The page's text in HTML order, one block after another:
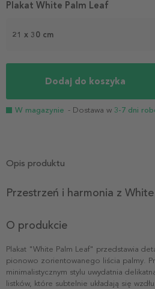
1
21 x 30 cm
Dodaj do koszyka
W magazynie - Dostawa w 3-7 dni
Plakat White Palm Leaf
Opis produktu
Przestrzeń i harmonia z
O produkcie
Plakat "White Palm Leaf" przedstawia
pionowo zorientowanego liścia palmy.
minimalistycznym stylu uwydatnia
listków, które subtelnie układają się